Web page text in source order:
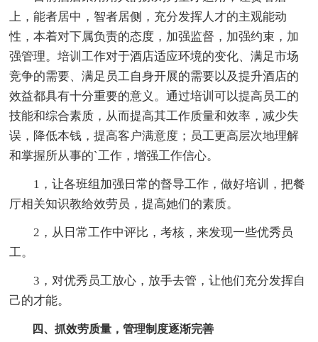
上，能者居中，智者居侧，充分发挥人才的主观能动
性，本着对下属负责的态度，加强监督，加强约束，加
强管理。培训工作对于酒店适应环境的变化、满足市场
竞争的需要、满足员工自身开展的需要以及提升酒店的
效益都具有十分重要的意义。通过培训可以提高员工的
技能和综合素质，从而提高其工作质量和效率，减少失
误，降低本钱，提高客户满意度；员工更高层次地理解
和掌握所从事的`工作，增强工作信心。
1，让各班组加强日常的督导工作，做好培训，把餐
厅相关知识教给效劳员，提高她们的素质。
2，从日常工作中评比，考核，来发现一些优秀员
工。
3，对优秀员工放心，放手去管，让他们充分发挥自
己的才能。
四、抓效劳质量，管理制度逐渐完善